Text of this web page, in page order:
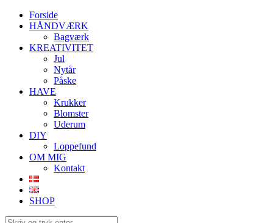
Forside
HÅNDVÆRK
Bagværk
KREATIVITET
Jul
Nytår
Påske
HAVE
Krukker
Blomster
Uderum
DIY
Loppefund
OM MIG
Kontakt
SHOP